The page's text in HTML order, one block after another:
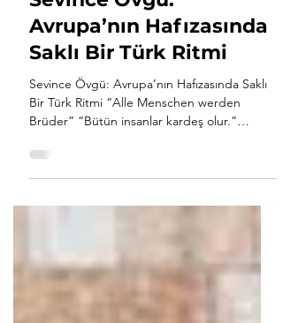
May 9 4 min read
Sevince Övgü:
Avrupa’nın Hafızasında
Saklı Bir Türk Ritmi
Sevince Övgü: Avrupa’nın Hafızasında Saklı
Brüder” “Bütün insanlar kardeş olur.”
Friedrich Schiller, Ode an die Freude
Paris’te meydanlara, Roma’da taş duvarlara,
Viyana’da eski senfoni salonlarına, Brüksel’de
aynı mevsim dokunur. Farklı diller birbirine